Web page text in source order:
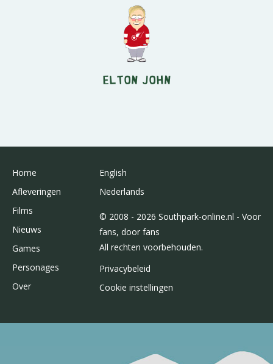
Elton John
Home
Afleveringen
Films
Nieuws
Games
Personages
Over
English
Nederlands
© 2008 - 2026 Southpark-online.nl - Voor
fans, door fans
All rechten voorbehouden.
Privacybeleid
Cookie instellingen